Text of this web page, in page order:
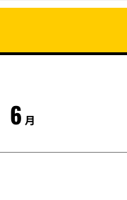
6 月